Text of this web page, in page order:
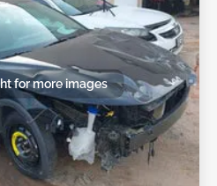
for more images